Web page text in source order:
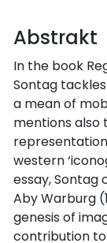
Abstrakt
In the book
Sontag
a mean of
mentions
western
essay, Sontag
Aby Warburg
genesis of
contribution